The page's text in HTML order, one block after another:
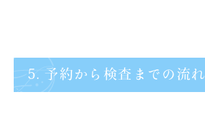
5. 予約から検査までの流れ